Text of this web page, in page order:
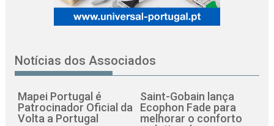
Notícias dos Associados
Mapei Portugal é
Patrocinador Oficial da
Volta a Portugal
Saint-Gobain lança
Ecophon Fade para
melhorar o conforto